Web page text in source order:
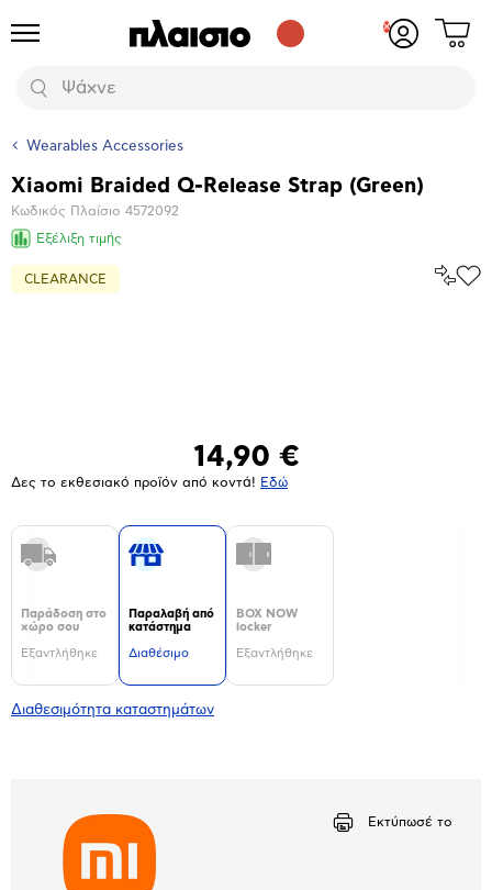
Προϊόντα
Αναζήτηση
Δες
Wearables Accessories
Βασικά
χαρακτηριστικά
Xiaomi Braided Q-Release Strap (Green)
Κωδικός Πλαίσιο 4572092
Εξέλιξη τιμής
CLEARANCE
14,90 €
Δες το εκθεσιακό προϊόν από κοντά! Eδώ
Παράδοση στο
χώρο σου
Εξαντλήθηκε
Παραλαβή από
κατάστημα
Διαθέσιμο
BOX NOW
locker
Εξαντλήθηκε
Διαθεσιμότητα καταστημάτων
Εκτύπωσέ το